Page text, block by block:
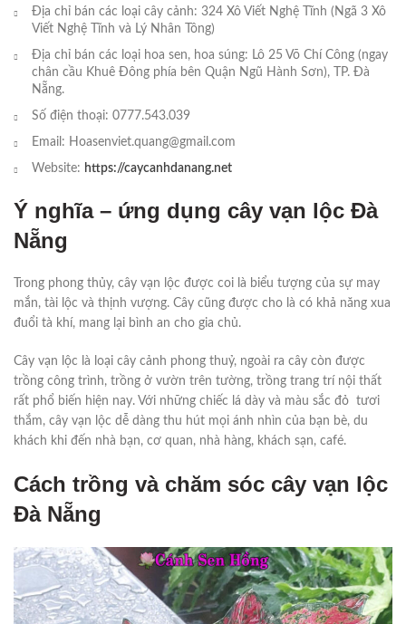
Địa chỉ bán các loại cây cảnh: 324 Xô Viết Nghệ Tĩnh (Ngã 3 Xô
Viết Nghệ Tĩnh và Lý Nhân Tông)
Địa chỉ bán các loại hoa sen, hoa súng: Lô 25 Võ Chí Công (ngay
chân cầu Khuê Đông phía bên Quận Ngũ Hành Sơn), TP. Đà
Nẵng.
Số điện thoại: 0777.543.039
Email: Hoasenviet.quang@gmail.com
Website: https://caycanhdanang.net
Ý nghĩa – ứng dụng cây vạn lộc Đà
Nẵng
Trong phong thủy, cây vạn lộc được coi là biểu tượng của sự may
mắn, tài lộc và thịnh vượng. Cây cũng được cho là có khả năng xua
đuổi tà khí, mang lại bình an cho gia chủ.
Cây vạn lộc là loại cây cảnh phong thuỷ, ngoài ra cây còn được
trồng công trình, trồng ở vườn trên tường, trồng trang trí nội thất
rất phổ biến hiện nay. Với những chiếc lá dày và màu sắc đỏ tươi
thắm, cây vạn lộc dễ dàng thu hút mọi ánh nhìn của bạn bè, du
khách khi đến nhà bạn, cơ quan, nhà hàng, khách sạn, café.
Cách trồng và chăm sóc cây vạn lộc
Đà Nẵng